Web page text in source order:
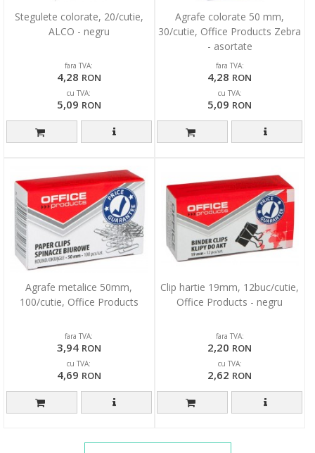
Stegulete colorate, 20/cutie,
ALCO - negru
fara TVA:
4,28 RON
cu TVA:
5,09 RON
Agrafe colorate 50 mm,
30/cutie, Office Products Zebra
- asortate
fara TVA:
4,28 RON
cu TVA:
5,09 RON
Agrafe metalice 50mm,
100/cutie, Office Products
fara TVA:
3,94 RON
cu TVA:
4,69 RON
Clip hartie 19mm, 12buc/cutie,
Office Products - negru
fara TVA:
2,20 RON
cu TVA:
2,62 RON